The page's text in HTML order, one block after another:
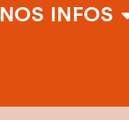
NOS INFOS